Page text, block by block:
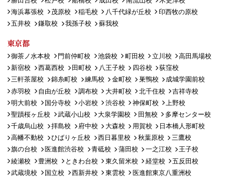
海浜幕張校
茂原校 稲毛校 八千代緑が丘校
印西牧の原校
五井校
鎌取校 我孫子校 蘇我校
東京都
御茶ノ水本校 門前仲町校 池袋校 町田校 立川校
高田馬場校
新宿校
西葛西校 田町校 八王子校 四谷校
荻窪校
三軒茶屋校
錦糸町校 練馬校 金町校 巣鴨校
成城学園前校
赤羽校
自由が丘校 調布校 大井町校 北千住校
吉祥寺校
明大前校
国分寺校 小岩校 渋谷校 神保町校
上野校
聖蹟桜ヶ丘校
武蔵小山校 大泉学園校 田無校
多摩センター校
千歳烏山校
拝島校 府中校 大森校 用賀校
日本橋人形町校
高幡不動校
ひばりヶ丘校 西日暮里校 秋葉原校
三鷹校
旗の台校
医進館渋谷校 青砥校 蒲田校 一之江校
王子校
綾瀬校
豊洲校 ときわ台校 東久留米校 経堂校
五反田校
武蔵境校
国立校 西新井校 東雲校
医進館東京八重洲校